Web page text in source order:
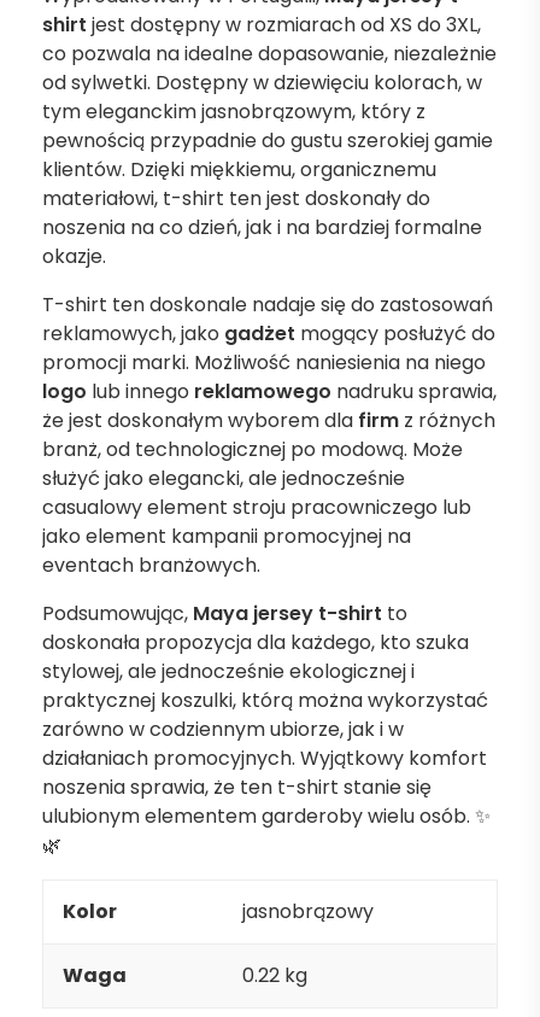
shirt jest dostępny w rozmiarach od XS do 3XL,
co pozwala na idealne dopasowanie, niezależnie
od sylwetki. Dostępny w dziewięciu kolorach, w
tym eleganckim jasnobrązowym, który z
pewnością przypadnie do gustu szerokiej gamie
klientów. Dzięki miękkiemu, organicznemu
materiałowi, t-shirt ten jest doskonały do
noszenia na co dzień, jak i na bardziej formalne
okazje.
T-shirt ten doskonale nadaje się do zastosowań
reklamowych, jako gadżet mogący posłużyć do
promocji marki. Możliwość naniesienia na niego
logo lub innego reklamowego nadruku sprawia,
że jest doskonałym wyborem dla firm z różnych
branż, od technologicznej po modową. Może
służyć jako elegancki, ale jednocześnie
casualowy element stroju pracowniczego lub
jako element kampanii promocyjnej na
eventach branżowych.
Podsumowując, Maya jersey t-shirt to
doskonała propozycja dla każdego, kto szuka
stylowej, ale jednocześnie ekologicznej i
praktycznej koszulki, którą można wykorzystać
zarówno w codziennym ubiorze, jak i w
działaniach promocyjnych. Wyjątkowy komfort
noszenia sprawia, że ten t-shirt stanie się
ulubionym elementem garderoby wielu osób. ✨
🌿
Kolor jasnobrązowy
Waga 0.22 kg